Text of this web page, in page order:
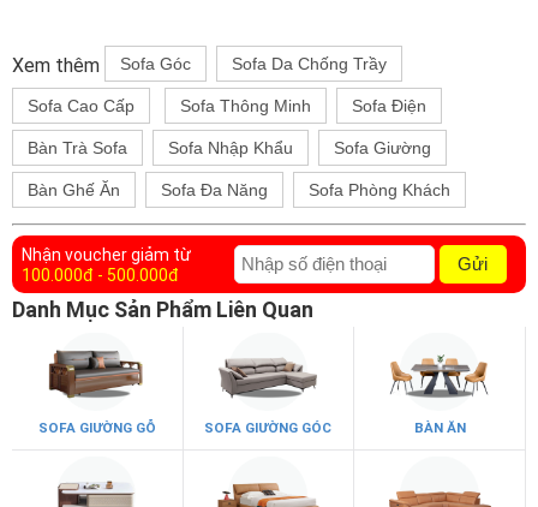
Xem thêm Sofa Góc Sofa Da Chống Trầy
Sofa Cao Cấp Sofa Thông Minh Sofa Điện
Bàn Trà Sofa Sofa Nhập Khẩu Sofa Giường
Bàn Ghế Ăn Sofa Đa Năng Sofa Phòng Khách
Nhận voucher giảm từ
100.000đ - 500.000đ
Gửi
Danh Mục Sản Phẩm Liên Quan
SOFA GIƯỜNG GỖ SOFA GIƯỜNG GÓC BÀN ĂN